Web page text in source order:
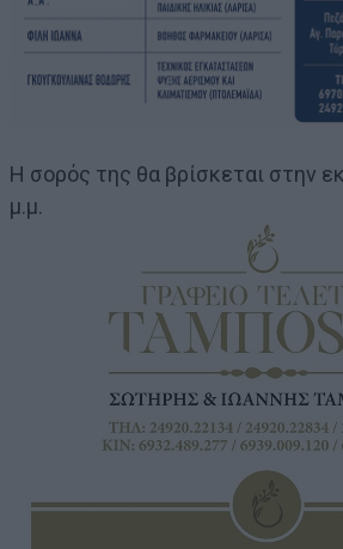
Η σορός της θα βρίσκεται στην
μ.μ.